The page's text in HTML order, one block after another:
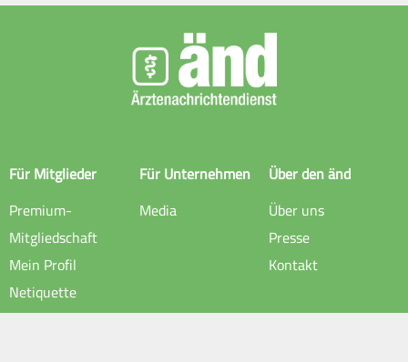
Für Mitglieder
Premium-
Mitgliedschaft
Mein Profil
Netiquette
Für Unternehmen
Media
Über den änd
Über uns
Presse
Kontakt
Rechtliche Hinweise